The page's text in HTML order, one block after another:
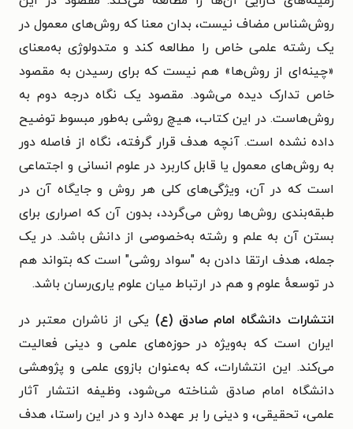
روش‌شناس مضاف نیست، بدان معنا که روش‌های معمول در
یک رشته علمی خاص را مطالعه کند و متدولوژی به‌معنای
«چینه‌ای از روش‌ها» هم نیست که برای رسیدن به مقصود
خاص تدارک دیده می‌شود. مقصود یک نگاه درجه دوم به
روش‌هاست. در این کتاب، هیچ روشی به‌طور مبسوط توضیح
داده نشده است. آنچه هدف قرار گرفته، نگاه از فاصله دور
به روش‌های معمول یا قابل کاربرد در علوم انسانی و اجتماعی
است که در آن، ویژگی‌های کلی هر روش و جایگاه آن در
طبقه‌بندی روش‌ها روش می‌گردد، بدون آن که اصراری برای
بستن آن به علم و رشته به‌خصوصی از دانش باشد. در یک
جمله، هدف ارتقا دادن به "سواد روشی" است که بتواند هم
در توسعهٔ علوم و هم در ارتباط میان علوم یاری‌رسان باشد.
انتشارات دانشگاه امام صادق (ع) یکی از ناشران معتبر در
ایران است که به‌ویژه در حوزه‌های علمی و دینی فعالیت
می‌کند. این انتشارات، که به‌عنوان بازوی علمی و پژوهشی
دانشگاه امام صادق شناخته می‌شود، وظیفه انتشار آثار
علمی، تحقیقی، و دینی را بر عهده دارد و در این راستا، هدف